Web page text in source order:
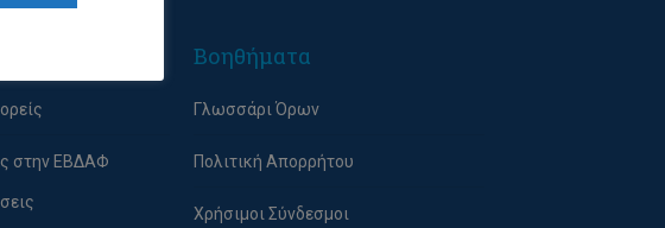
στην ΕΒΔΑΦ
Βοηθήματα
Γλωσσάρι Όρων
Πολιτική Απορρήτου
Χρήσιμοι Σύνδεσμοι